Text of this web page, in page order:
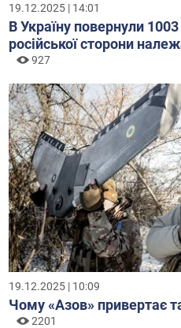
19.12.2025 | 14:01
В Україну повернули
російської сторони
927
19.12.2025 | 10:09
Чому «Азов» привертає
2201